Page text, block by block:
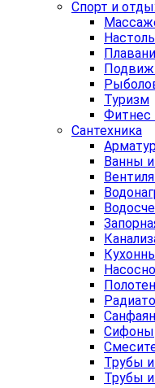
Спорт и
Туризм
Фитнес
Сантехника
Ванны
Сифоны
Трубы
Трубы